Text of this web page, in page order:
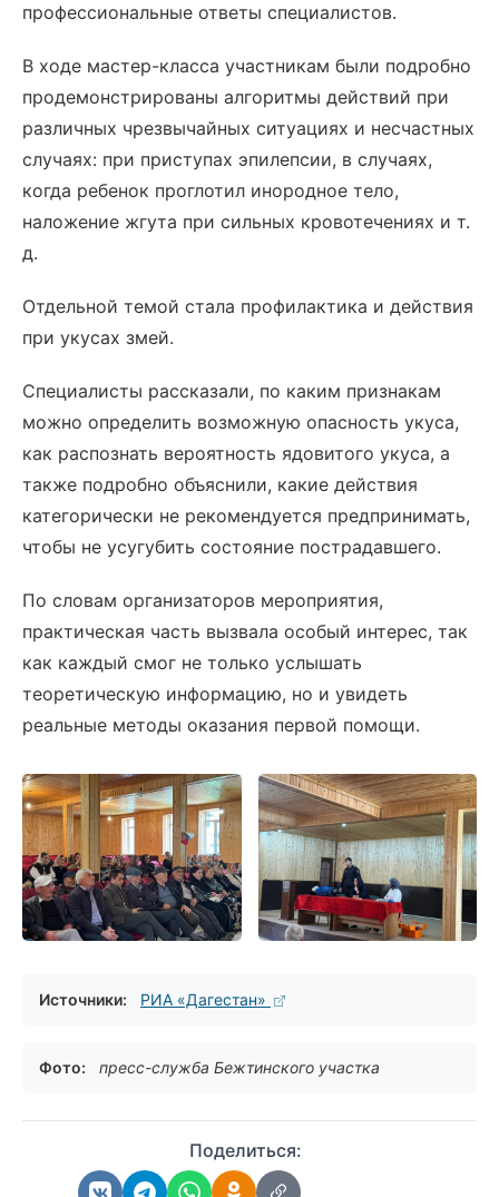
профессиональные ответы специалистов.
В ходе мастер-класса участникам были подробно
продемонстрированы алгоритмы действий при
различных чрезвычайных ситуациях и несчастных
случаях: при приступах эпилепсии, в случаях,
когда ребенок проглотил инородное тело,
наложение жгута при сильных кровотечениях и т.
д.
Отдельной темой стала профилактика и действия
при укусах змей.
Специалисты рассказали, по каким признакам
можно определить возможную опасность укуса,
как распознать вероятность ядовитого укуса, а
также подробно объяснили, какие действия
категорически не рекомендуется предпринимать,
чтобы не усугубить состояние пострадавшего.
По словам организаторов мероприятия,
практическая часть вызвала особый интерес, так
как каждый смог не только услышать
теоретическую информацию, но и увидеть
реальные методы оказания первой помощи.
Источники: РИА «Дагестан»
Фото: пресс-служба Бежтинского участка
Поделиться: